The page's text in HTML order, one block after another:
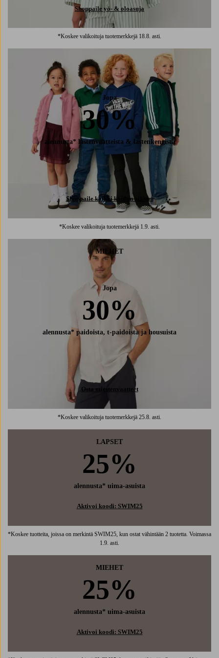
Shoppaile yö- & oloasuja
*Koskee valikoituja tuotemerkkejä 18.8. asti.
Jopa
30%
alennusta* lastenvaatteista & lastenkengistä
Shoppaile kaikki koulun alkuun
*Koskee valikoituja tuotemerkkejä 1.9. asti.
MIEHET
Jopa
30%
alennusta* paidoista, t-paidoista ja housuista
Osta miestenvaatteet
*Koskee valikoituja tuotemerkkejä 25.8. asti.
LAPSET
25%
alennusta* uima-asuista
Aktivoi koodi: SWIM25
*Koskee tuotteita, joissa on merkintä SWIM25, kun ostat vähintään 2 tuotetta. Voimassa
1.9. asti.
MIEHET
25%
alennusta* uima-asuista
Aktivoi koodi: SWIM25